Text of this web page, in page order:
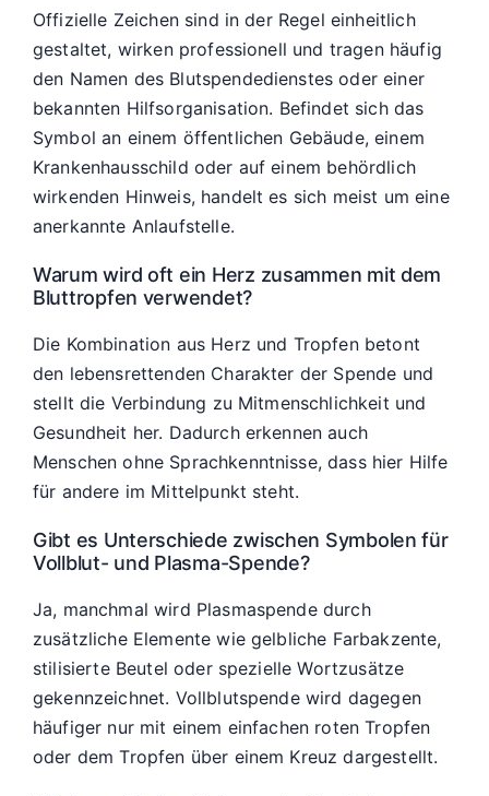
Offizielle Zeichen sind in der Regel einheitlich
gestaltet, wirken professionell und tragen häufig
den Namen des Blutspendedienstes oder einer
bekannten Hilfsorganisation. Befindet sich das
Symbol an einem öffentlichen Gebäude, einem
Krankenhausschild oder auf einem behördlich
wirkenden Hinweis, handelt es sich meist um eine
anerkannte Anlaufstelle.
Warum wird oft ein Herz zusammen mit dem
Bluttropfen verwendet?
Die Kombination aus Herz und Tropfen betont
den lebensrettenden Charakter der Spende und
stellt die Verbindung zu Mitmenschlichkeit und
Gesundheit her. Dadurch erkennen auch
Menschen ohne Sprachkenntnisse, dass hier Hilfe
für andere im Mittelpunkt steht.
Gibt es Unterschiede zwischen Symbolen für
Vollblut- und Plasma-Spende?
Ja, manchmal wird Plasmaspende durch
zusätzliche Elemente wie gelbliche Farbakzente,
stilisierte Beutel oder spezielle Wortzusätze
gekennzeichnet. Vollblutspende wird dagegen
häufiger nur mit einem einfachen roten Tropfen
oder dem Tropfen über einem Kreuz dargestellt.